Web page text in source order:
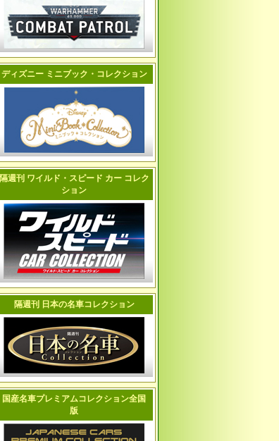
ディズニー ミニブック・コレクション
隔週刊 ワイルド・スピード カー コレク
ション
隔週刊 日本の名車コレクション
国産名車プレミアムコレクション全国
版